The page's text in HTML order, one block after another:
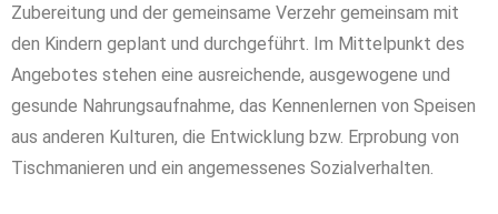
Zubereitung und der gemeinsame Verzehr gemeinsam mit
den Kindern geplant und durchgeführt. Im Mittelpunkt des
Angebotes stehen eine ausreichende, ausgewogene und
gesunde Nahrungsaufnahme, das Kennenlernen von Speisen
aus anderen Kulturen, die Entwicklung bzw. Erprobung von
Tischmanieren und ein angemessenes Sozialverhalten.